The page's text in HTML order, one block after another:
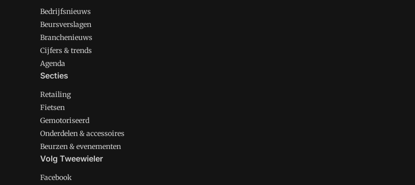
Bedrijfsnieuws
Beursverslagen
Branchenieuws
Cijfers & trends
Agenda
Secties
Retailing
Fietsen
Gemotoriseerd
Onderdelen & accessoires
Beurzen & evenementen
Volg Tweewieler
Facebook